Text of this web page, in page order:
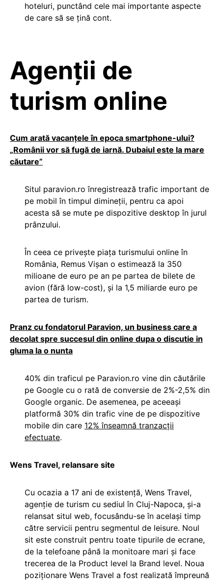
hoteluri, punctând cele mai importante aspecte
de care să se țină cont.
Agenții de
turism online
Cum arată vacanţele în epoca smartphone-ului?
„Românii vor să fugă de iarnă. Dubaiul este la mare
căutare”
Situl paravion.ro înregistrează trafic important de
pe mobil în timpul dimineții, pentru ca apoi
acesta să se mute pe dispozitive desktop în jurul
prânzului.
În ceea ce privește piața turismului online în
România, Remus Vișan o estimează la 350
milioane de euro pe an pe partea de bilete de
avion (fără low-cost), și la 1,5 miliarde euro pe
partea de turism.
Pranz cu fondatorul Paravion, un business care a
decolat spre succesul din online dupa o discutie in
gluma la o nunta
40% din traficul pe Paravion.ro vine din căutările
pe Google cu o rată de conversie de 2%-2,5% din
Google organic. De asemenea, pe aceeași
platformă 30% din trafic vine de pe dispozitive
mobile din care 12% înseamnă tranzacții
efectuate.
Wens Travel, relansare site
Cu ocazia a 17 ani de existență, Wens Travel,
agenție de turism cu sediul în Cluj-Napoca, și-a
relansat situl web, focusându-se în același timp
către servicii pentru segmentul de leisure. Noul
sit este construit pentru toate tipurile de ecrane,
de la telefoane până la monitoare mari și face
trecerea de la Product level la Brand level. Noua
poziționare Wens Travel a fost realizată împreună